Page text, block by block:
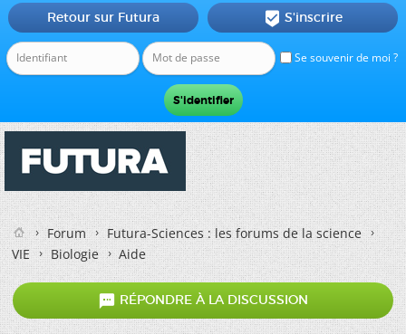
Se souvenir de moi ?
Retour sur Futura  S'inscrire
Forum
Futura-Sciences : les forums de la science
VIE
Biologie Aide
 RÉPONDRE À LA DISCUSSION